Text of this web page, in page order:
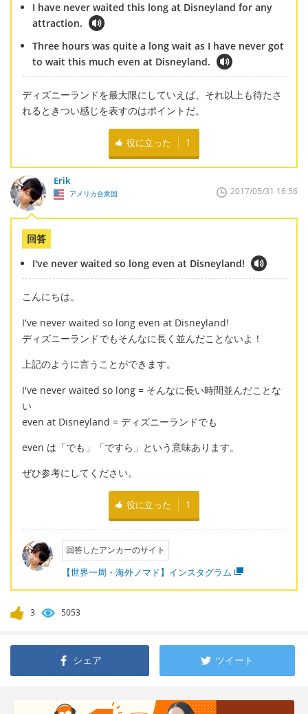
I have never waited this long at Disneyland for any
attraction.
Three hours was quite a long wait as I have never got
to wait this much even at Disneyland.
ディズニーランドを最大限にしていえば、それ以上も待たさ
れるときつい感じを表すのはポイントだ。
役に立った 1
Erik
アメリカ合衆国 2017/05/31 16:56
回答
I've never waited so long even at Disneyland!
こんにちは。
I've never waited so long even at Disneyland!
ディズニーランドでもそんなに長く並んだことないよ！
上記のように言うことができます。
I've never waited so long = そんなに長い時間並んだことな
い
even at Disneyland = ディズニーランドでも
even は「でも」「ですら」という意味あります。
ぜひ参考にしてください。
役に立った 1
回答したアンカーのサイト
【世界一周・海外ノマド】インスタグラム
3 5053
シェア ツイート